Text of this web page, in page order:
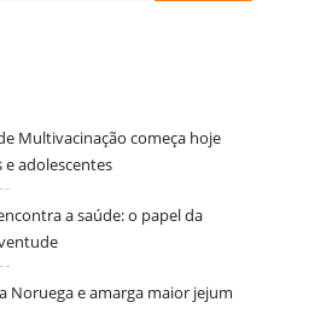
Multivacinação começa hoje
e adolescentes
a saúde: o papel da
Noruega e amarga maior jejum